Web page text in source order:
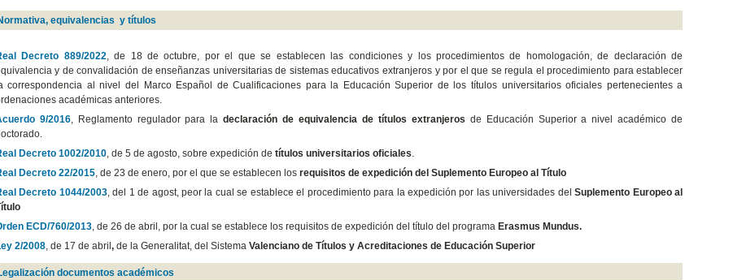
equivalencias y títulos
Decreto 889/2022, de 18 de octubre, por el que se establecen las condiciones y los procedimientos de homologación, de declaración de
y de convalidación de enseñanzas universitarias de sistemas educativos extranjeros y por el que se regula el procedimiento para establecer
correspondencia al nivel del Marco Español de Cualificaciones para la Educación Superior de los títulos universitarios oficiales pertenecientes a
académicas anteriores.
9/2016, Reglamento regulador para ladeclaración de equivalencia de títulos extranjeros de Educación Superior a nivel académico de
Decreto 1002/2010, de 5 de agosto, sobre expedición de títulos universitarios oficiales.
Decreto 22/2015, de 23 de enero, por el que se establecen los requisitos de expedición del Suplemento Europeo al Título
Decreto 1044/2003, del 1 de agost, peor la cual se establece el procedimiento para la expedición por las universidades delSuplemento Europeo al
ECD/760/2013, de 26 de abril, por la cual se establece los requisitos de expedición del título del programa Erasmus Mundus.
2/2008, de 17 de abril,de la Generalitat, del Sistema Valenciano de Títulos y Acreditaciones de Educación Superior
documentos académicos